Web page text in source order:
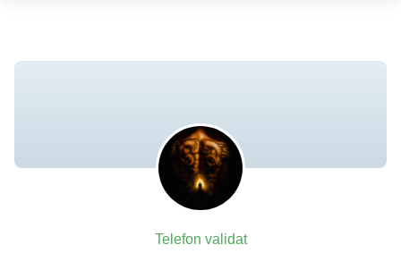
Telefon validat